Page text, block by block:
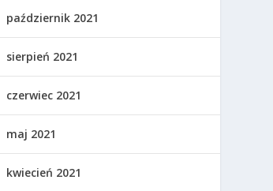
październik 2021
sierpień 2021
czerwiec 2021
maj 2021
kwiecień 2021